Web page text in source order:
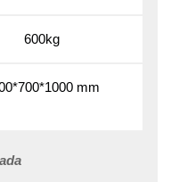
600kg
mm